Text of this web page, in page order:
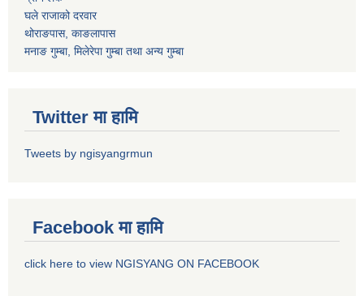
घले राजाको दरवार
थोराङपास, काङलापास
मनाङ गुम्बा, मिलेरेपा गुम्बा तथा अन्य गुम्बा
Twitter मा हामि
Tweets by ngisyangrmun
Facebook मा हामि
click here to view NGISYANG ON FACEBOOK